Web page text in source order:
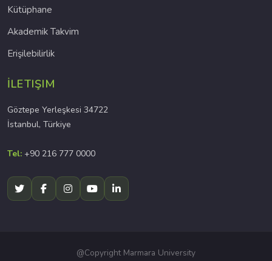
Kütüphane
Akademik Takvim
Erişilebilirlik
İLETIŞIM
Göztepe Yerleşkesi 34722
İstanbul, Türkiye
Tel: +90 216 777 0000
@Copyright Marmara University